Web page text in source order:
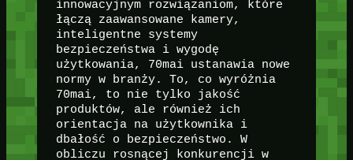
innowacyjnym rozwiązaniom, które
łączą zaawansowane kamery,
inteligentne systemy
bezpieczeństwa i wygodę
użytkowania, 70mai ustanawia nowe
normy w branży. To, co wyróżnia
70mai, to nie tylko jakość
produktów, ale również ich
orientacja na użytkownika i
dbałość o bezpieczeństwo. W
obliczu rosnącej konkurencji w